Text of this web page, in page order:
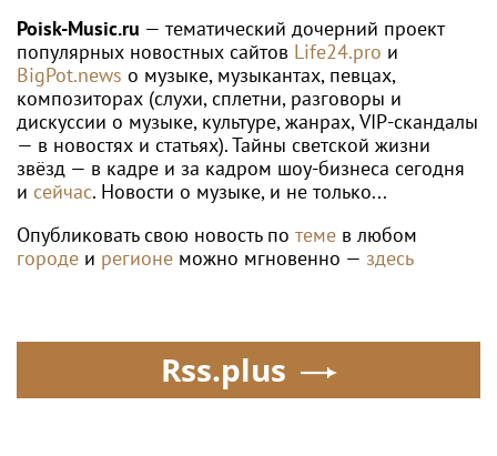
Poisk-Music.ru — тематический дочерний проект
популярных новостных сайтов Life24.pro и
BigPot.news о музыке, музыкантах, певцах,
композиторах (слухи, сплетни, разговоры и
дискуссии о музыке, культуре, жанрах, VIP-скандалы
— в новостях и статьях). Тайны светской жизни
звёзд — в кадре и за кадром шоу-бизнеса сегодня
и сейчас. Новости о музыке, и не только...
Опубликовать свою новость по теме в любом
городе и регионе можно мгновенно — здесь
Rss.plus